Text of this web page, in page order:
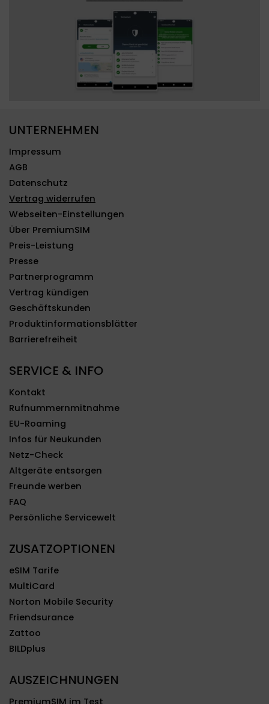
UNTERNEHMEN
Impressum
AGB
Datenschutz
Vertrag widerrufen
Webseiten-Einstellungen
Über PremiumSIM
Preis-Leistung
Presse
Partnerprogramm
Vertrag kündigen
Geschäftskunden
Produktinformationsblätter
Barrierefreiheit
SERVICE & INFO
Kontakt
Rufnummernmitnahme
EU-Roaming
Infos für Neukunden
Netz-Check
Altgeräte entsorgen
Freunde werben
FAQ
Persönliche Servicewelt
ZUSATZOPTIONEN
eSIM Tarife
MultiCard
Norton Mobile Security
Friendsurance
Zattoo
BILDplus
AUSZEICHNUNGEN
PremiumSIM im Test